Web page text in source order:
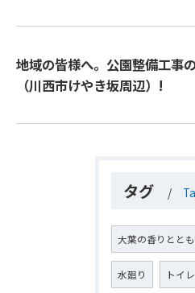
地域の皆様へ。公園整備工事
（川西市けやき坂周辺）!
タグ
大葉の香りとと
水廻り トイレ